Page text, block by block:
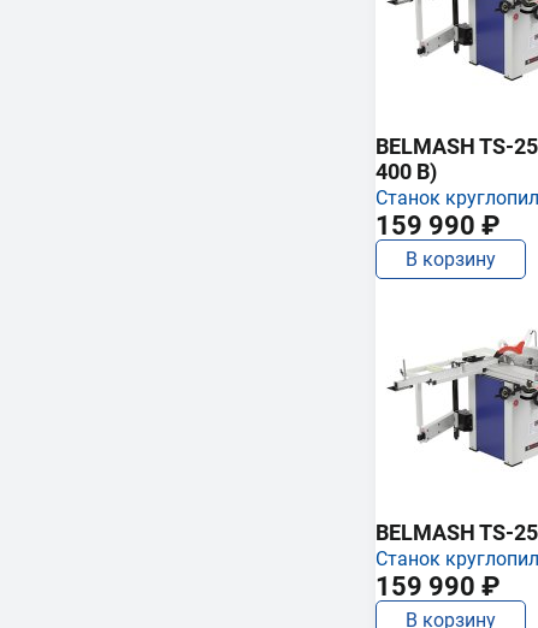
BELMASH TS-
400 В)
Станок
159 990 ₽
В корзину
BELMASH TS-
Станок
159 990 ₽
В корзину